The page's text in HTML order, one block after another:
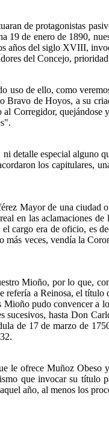
de protagonistas
de enero de 1890,
años del siglo XVIII,
del Concejo,
uso de ello, como
de Hoyos, a su
Corregidor,
detalle especial alguno
los capitulares,
Mayor de una ciudad
en las aclamaciones
cargo era de oficio, es
veces, vendía la
Mioño, por lo que,
refería a Reinosa, el
pudo convencer a
hasta Don
de 17 de marzo de
le ofrece Muñoz
que invocar su título
año, al menos los